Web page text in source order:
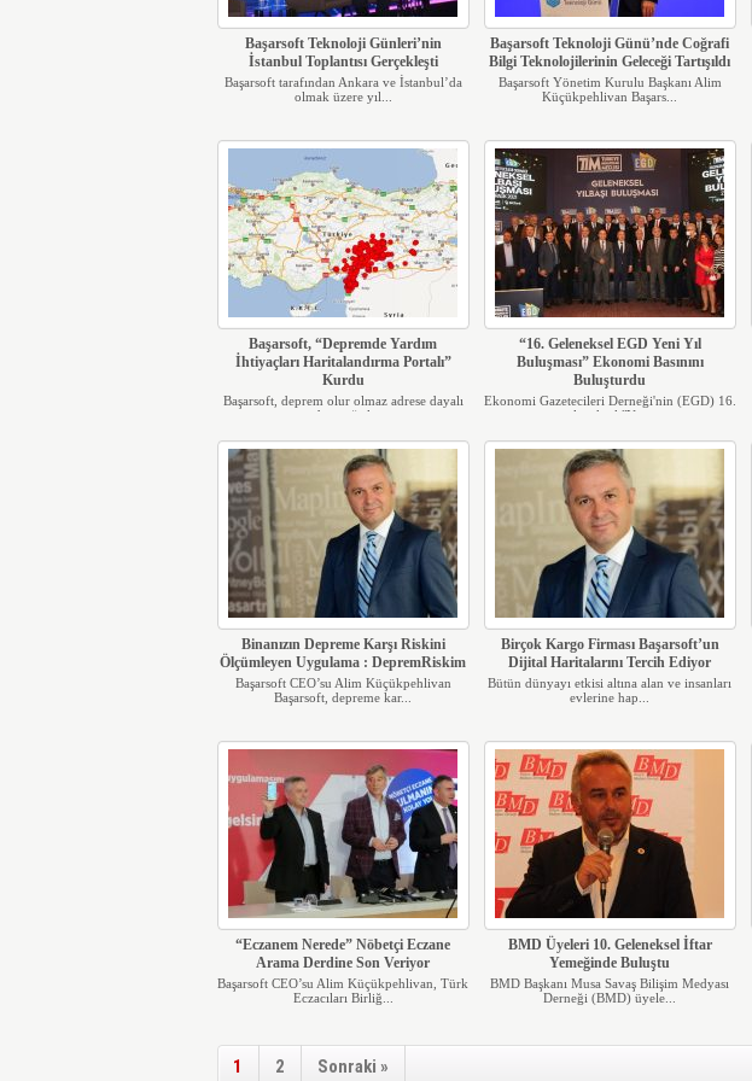
Başarsoft Teknoloji Günleri’nin
İstanbul Toplantısı Gerçekleşti
Başarsoft tarafından Ankara ve İstanbul’da
olmak üzere yıl...
Başarsoft Teknoloji Günü’nde Coğrafi
Bilgi Teknolojilerinin Geleceği Tartışıldı
Başarsoft Yönetim Kurulu Başkanı Alim
Küçükpehlivan Başars...
Başarsoft, “Depremde Yardım
İhtiyaçları Haritalandırma Portalı”
Kurdu
Başarsoft, deprem olur olmaz adrese dayalı
yardım çağrılar...
“16. Geleneksel EGD Yeni Yıl
Buluşması” Ekonomi Basınını
Buluşturdu
Ekonomi Gazetecileri Derneği'nin (EGD) 16.
geleneksel "Yen...
Binanızın Depreme Karşı Riskini
Ölçümleyen Uygulama : DepremRiskim
Başarsoft CEO’su Alim Küçükpehlivan
Başarsoft, depreme kar...
Birçok Kargo Firması Başarsoft’un
Dijital Haritalarını Tercih Ediyor
Bütün dünyayı etkisi altına alan ve insanları
evlerine hap...
“Eczanem Nerede” Nöbetçi Eczane
Arama Derdine Son Veriyor
Başarsoft CEO’su Alim Küçükpehlivan, Türk
Eczacıları Birliğ...
BMD Üyeleri 10. Geleneksel İftar
Yemeğinde Buluştu
BMD Başkanı Musa Savaş Bilişim Medyası
Derneği (BMD) üyele...
1 2 Sonraki »